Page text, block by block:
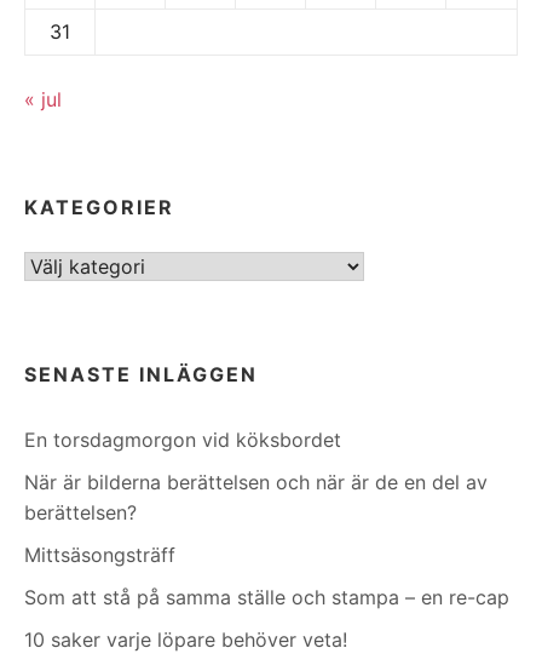
31
« jul
KATEGORIER
Kategorier
SENASTE INLÄGGEN
En torsdagmorgon vid köksbordet
När är bilderna berättelsen och när är de en del av
berättelsen?
Mittsäsongsträff
Som att stå på samma ställe och stampa – en re-cap
10 saker varje löpare behöver veta!